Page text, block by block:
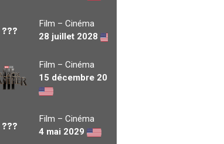
???
Film – Cinéma
28 juillet 2028
Film – Cinéma
15 décembre 2028
???
Film – Cinéma
4 mai 2029